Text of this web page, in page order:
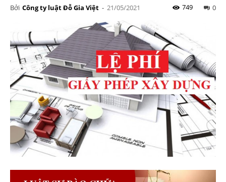
Bởi Công ty luật Đỗ Gia Việt - 21/05/2021 0
749